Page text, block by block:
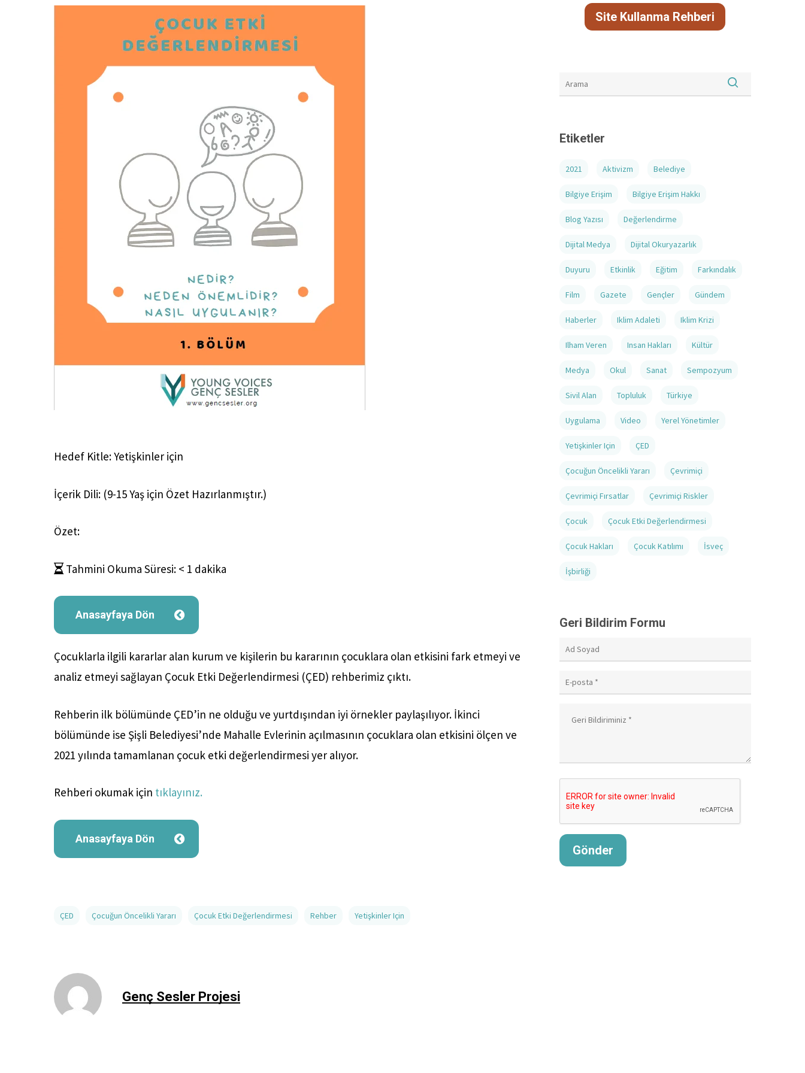
Hedef Kitle: Yetişkinler için
İçerik Dili: (9-15 Yaş için Özet Hazırlanmıştır.)
Özet:
Tahmini Okuma Süresi: < 1 dakika
Anasayfaya Dön
Çocuklarla ilgili kararlar alan kurum ve kişilerin bu kararının çocuklara olan etkisini fark etmeyi ve
analiz etmeyi sağlayan Çocuk Etki Değerlendirmesi (ÇED) rehberimiz çıktı.
Rehberin ilk bölümünde ÇED’in ne olduğu ve yurtdışından iyi örnekler paylaşılıyor. İkinci
bölümünde ise Şişli Belediyesi’nde Mahalle Evlerinin açılmasının çocuklara olan etkisini ölçen ve
2021 yılında tamamlanan çocuk etki değerlendirmesi yer alıyor.
Rehberi okumak için tıklayınız.
Anasayfaya Dön
ÇED Çocuğun Öncelikli Yararı Çocuk Etki Değerlendirmesi Rehber Yetişkinler Için
Genç Sesler Projesi
Site Kullanma Rehberi
Etiketler
2021 Aktivizm Belediye
Bilgiye Erişim Bilgiye Erişim Hakkı
Blog Yazısı Değerlendirme
Dijital Medya Dijital Okuryazarlık
Duyuru Etkinlik Eğitim Farkındalık
Film Gazete Gençler Gündem
Haberler Iklim Adaleti Iklim Krizi
Ilham Veren Insan Hakları Kültür
Medya Okul Sanat Sempozyum
Sivil Alan Topluluk Türkiye
Uygulama Video Yerel Yönetimler
Yetişkinler Için ÇED
Çocuğun Öncelikli Yararı Çevrimiçi
Çevrimiçi Fırsatlar Çevrimiçi Riskler
Çocuk Çocuk Etki Değerlendirmesi
Çocuk Hakları Çocuk Katılımı İsveç
İşbirliği
Geri Bildirim Formu